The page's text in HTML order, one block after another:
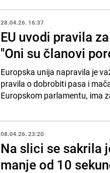
28.04.26. 16:37
EU uvodi pravila
"Oni su članovi
Europska unija napravila je
pravila o dobrobiti pasa i
Europskom parlamentu, ima
08.04.26. 23:20
Na slici se sakrila
manje od 10